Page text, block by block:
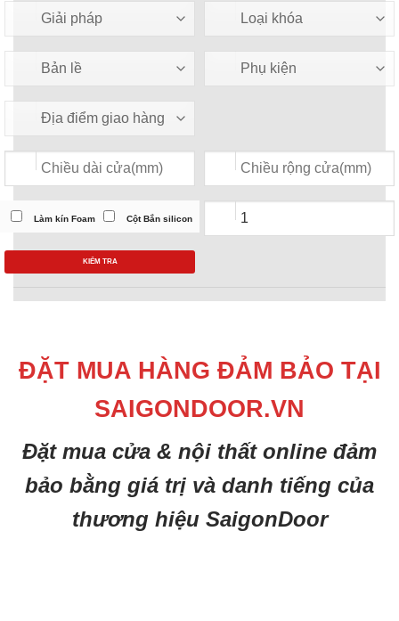
Làm kín Foam Cột Bắn silicon
KIỂM TRA
ĐẶT MUA HÀNG ĐẢM BẢO TẠI
SAIGONDOOR.VN
Đặt mua cửa & nội thất online đảm
bảo bằng giá trị và danh tiếng của
thương hiệu SaigonDoor